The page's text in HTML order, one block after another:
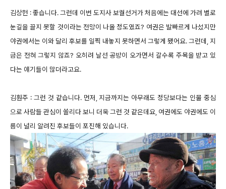
김상헌 : 좋습니다. 그런데 이번 도지사 보궐선거가 처음에는 대선에 가려 별로
눈길을 끌지 못할 것이라는 전망이 나올 정도였죠? 여권은 발빠르게 나섰지만
야권에서는 이와 달리 후보를 일찍 내놓지 못하면서 그렇게 됐어요. 그런데, 지
금은 전혀 그렇지 않죠? 오히려 날선 공방이 오가면서 갈수록 주목을 받고 있
다는 얘기들이 많더라고요.
김훤주 : 그런 것 같습니다. 먼저, 지금까지는 아무래도 정당보다는 인물 중심
으로 사람들 관심이 쏠리다 보니 더욱 그런 것 같은데요, 여권에도 야권에도 이
름이 널리 알려진 후보들이 포진해 있습니다.